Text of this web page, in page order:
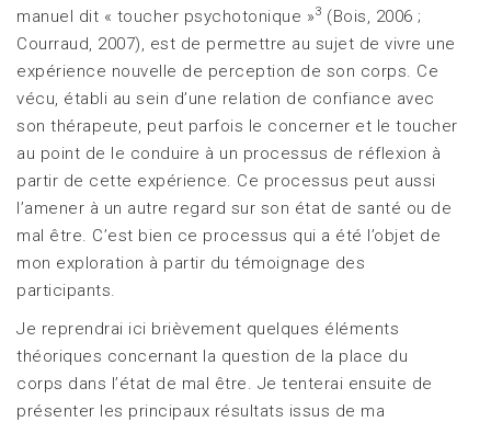
manuel dit « toucher psychotonique »3 (Bois, 2006 ;
Courraud, 2007), est de permettre au sujet de vivre une
expérience nouvelle de perception de son corps. Ce
vécu, établi au sein d’une relation de confiance avec
son thérapeute, peut parfois le concerner et le toucher
au point de le conduire à un processus de réflexion à
partir de cette expérience. Ce processus peut aussi
l’amener à un autre regard sur son état de santé ou de
mal être. C’est bien ce processus qui a été l’objet de
mon exploration à partir du témoignage des
participants.
Je reprendrai ici brièvement quelques éléments
théoriques concernant la question de la place du
corps dans l’état de mal être. Je tenterai ensuite de
présenter les principaux résultats issus de ma